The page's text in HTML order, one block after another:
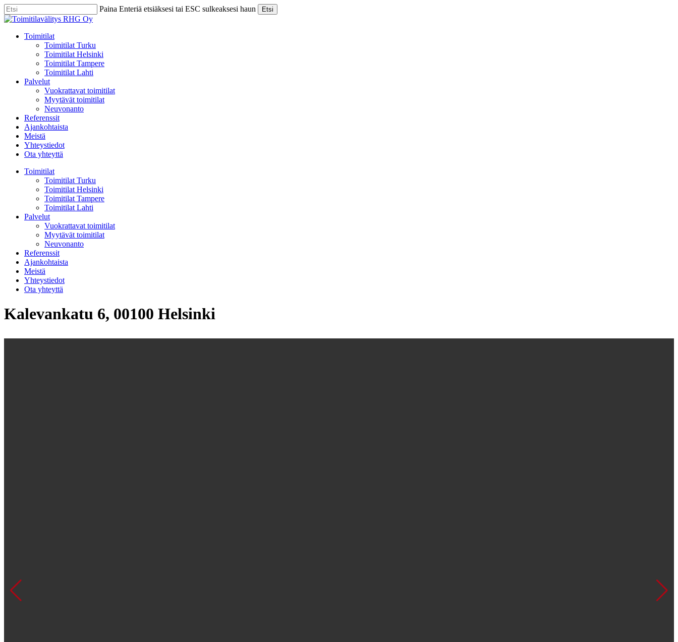
Skip
to
content
Paina Enteriä etsiäksesi tai ESC sulkeaksesi haun Etsi
Close
Menu
Toimitilat
Toimitilat Turku
Toimitilat Helsinki
Toimitilat Tampere
Toimitilat Lahti
Palvelut
Vuokrattavat toimitilat
Myytävät toimitilat
Neuvonanto
Referenssit
Ajankohtaista
Meistä
Yhteystiedot
Ota yhteyttä
Toimitilat
Toimitilat Turku
Toimitilat Helsinki
Toimitilat Tampere
Toimitilat Lahti
Palvelut
Vuokrattavat toimitilat
Myytävät toimitilat
Neuvonanto
Referenssit
Ajankohtaista
Meistä
Yhteystiedot
Ota yhteyttä
Kalevankatu 6, 00100 Helsinki